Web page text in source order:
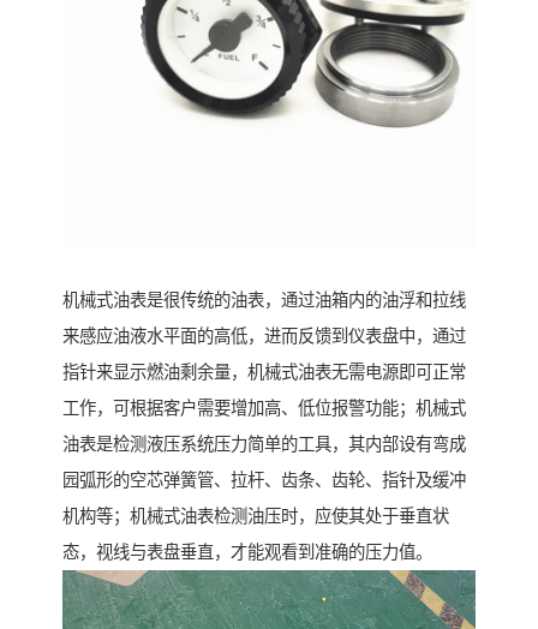
机械式油表是很传统的油表，通过油箱内的油浮和拉线
来感应油液水平面的高低，进而反馈到仪表盘中，通过
指针来显示燃油剩余量，机械式油表无需电源即可正常
工作，可根据客户需要增加高、低位报警功能；机械式
油表是检测液压系统压力简单的工具，其内部设有弯成
园弧形的空芯弹簧管、拉杆、齿条、齿轮、指针及缓冲
机构等；机械式油表检测油压时，应使其处于垂直状
态，视线与表盘垂直，才能观看到准确的压力值。